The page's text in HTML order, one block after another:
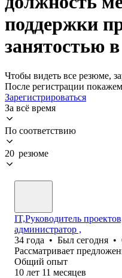
поддержки
занятостью
Чтобы видеть все резюме,
После регистрации
Зарегистрироваться
За всё время
По соответствию
20 резюме
IT,Руководитель
администратор ,
34 года • Был сегодня •
Рассматривает
Общий опыт
10 лет 11 месяцев